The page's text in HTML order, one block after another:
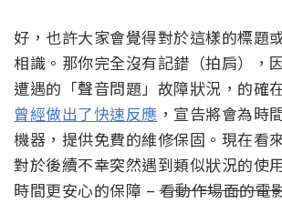
好，也許大家會覺得對於這樣的標題
相識。那你完全沒有記錯（拍肩），
遭遇的「聲音問題」故障狀況，的確
曾經做出了快速反應 ，宣告將會為時
機器，提供免費的維修保固。現在看
對於後續不幸突然遇到類似狀況的使
時間更安心的保障 –看動作場面的電